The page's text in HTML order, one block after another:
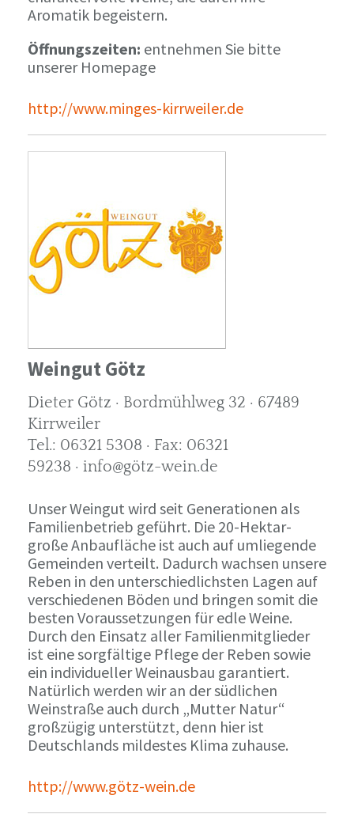
Aromatik begeistern.
Öffnungszeiten: entnehmen Sie bitte
unserer Homepage
http://www.minges-kirrweiler.de
Weingut Götz
Dieter Götz · Bordmühlweg 32 · 67489
Kirrweiler
Tel.: 06321 5308 · Fax: 06321
59238 · info@götz-wein.de
Unser Weingut wird seit Generationen als
Familienbetrieb geführt. Die 20-Hektar-
große Anbaufläche ist auch auf umliegende
Gemeinden verteilt. Dadurch wachsen unsere
Reben in den unterschiedlichsten Lagen auf
verschiedenen Böden und bringen somit die
besten Voraussetzungen für edle Weine.
Durch den Einsatz aller Familienmitglieder
ist eine sorgfältige Pflege der Reben sowie
ein individueller Weinausbau garantiert.
Natürlich werden wir an der südlichen
Weinstraße auch durch „Mutter Natur“
großzügig unterstützt, denn hier ist
Deutschlands mildestes Klima zuhause.
http://www.götz-wein.de